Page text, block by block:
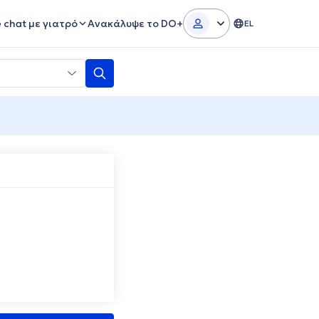
chat με γιατρό Ανακάλυψε το DO+ EL